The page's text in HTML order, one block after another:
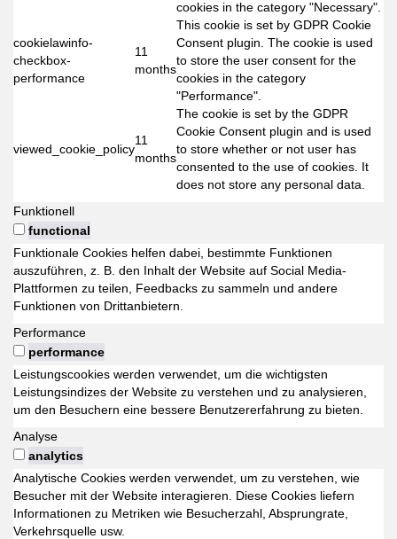
cookies in the category "Necessary".
cookielawinfo-
checkbox-
performance
11
months
This cookie is set by GDPR Cookie
Consent plugin. The cookie is used
to store the user consent for the
cookies in the category
"Performance".
viewed_cookie_policy
11
months
The cookie is set by the GDPR
Cookie Consent plugin and is used
to store whether or not user has
consented to the use of cookies. It
does not store any personal data.
Funktionell
functional
Funktionale Cookies helfen dabei, bestimmte Funktionen
auszuführen, z. B. den Inhalt der Website auf Social Media-
Plattformen zu teilen, Feedbacks zu sammeln und andere
Funktionen von Drittanbietern.
Performance
performance
Leistungscookies werden verwendet, um die wichtigsten
Leistungsindizes der Website zu verstehen und zu analysieren,
um den Besuchern eine bessere Benutzererfahrung zu bieten.
Analyse
analytics
Analytische Cookies werden verwendet, um zu verstehen, wie
Besucher mit der Website interagieren. Diese Cookies liefern
Informationen zu Metriken wie Besucherzahl, Absprungrate,
Verkehrsquelle usw.